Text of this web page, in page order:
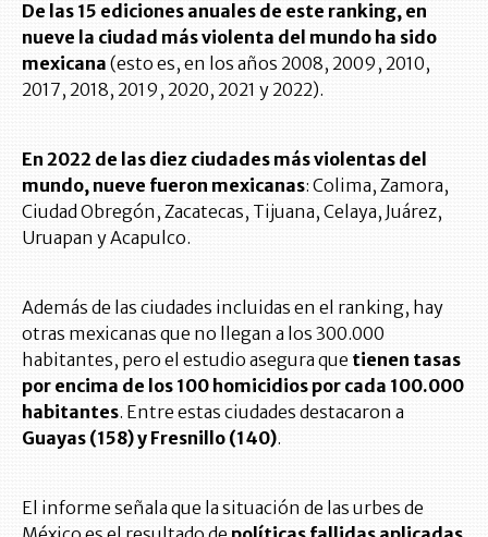
De las 15 ediciones anuales de este ranking, en
nueve la ciudad más violenta del mundo ha sido
mexicana (esto es, en los años 2008, 2009, 2010,
2017, 2018, 2019, 2020, 2021 y 2022).
En 2022 de las diez ciudades más violentas del
mundo, nueve fueron mexicanas: Colima, Zamora,
Ciudad Obregón, Zacatecas, Tijuana, Celaya, Juárez,
Uruapan y Acapulco.
Además de las ciudades incluidas en el ranking, hay
otras mexicanas que no llegan a los 300.000
habitantes, pero el estudio asegura que tienen tasas
por encima de los 100 homicidios por cada 100.000
habitantes. Entre estas ciudades destacaron a
Guayas (158) y Fresnillo (140).
El informe señala que la situación de las urbes de